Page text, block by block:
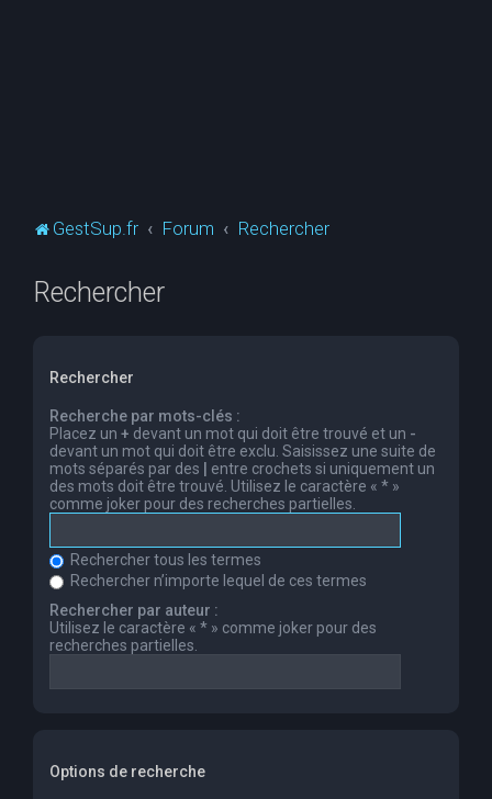
GestSup.fr Forum Rechercher
Rechercher
Rechercher
Recherche par mots-clés :
Placez un + devant un mot qui doit être trouvé et un -
devant un mot qui doit être exclu. Saisissez une suite de
mots séparés par des
entre crochets si uniquement un
des mots doit être trouvé. Utilisez le caractère « * »
comme joker pour des recherches partielles.
Rechercher tous les termes
Rechercher n’importe lequel de ces termes
Rechercher par auteur :
Utilisez le caractère « * » comme joker pour des
recherches partielles.
Options de recherche